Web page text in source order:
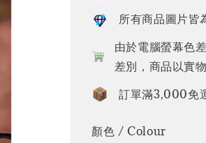
所有商品圖片皆
由於電腦螢幕色
差別，商品以實
訂單滿3,000免
顏色 / Colour